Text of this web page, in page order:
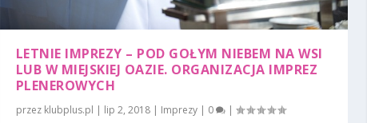
LETNIE IMPREZY – POD GOŁYM NIEBEM NA WSI
LUB W MIEJSKIEJ OAZIE. ORGANIZACJA IMPREZ
PLENEROWYCH
przez klubplus.pl | lip 2, 2018| Imprezy| 0 |